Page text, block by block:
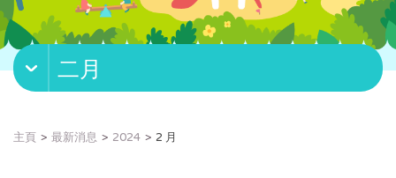
v
g
二月
主頁 最新消息 2024 2 月